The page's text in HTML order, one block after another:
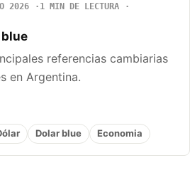
2026
1 MIN DE LECTURA
referencias cambiarias
en Argentina.
Dolar blue Economia